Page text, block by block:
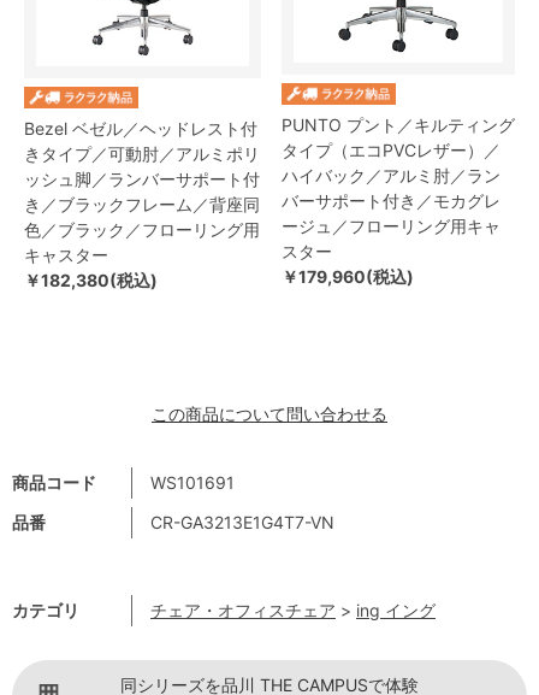
商品コード
WS101691
品番
CR-GA3213E1G4T7-VN
カテゴリ チェア・オフィスチェア > ing イング
Bezel ベゼル／ヘッドレスト付
きタイプ／可動肘／アルミポリ
ッシュ脚／ランバーサポート付
き／ブラックフレーム／背座同
色／ブラック／フローリング用
キャスター
￥182,380(税込)
PUNTO プント／キルティング
タイプ（エコPVCレザー）／
ハイバック／アルミ肘／ラン
バーサポート付き／モカグレ
ージュ／フローリング用キャ
スター
￥179,960(税込)
この商品について問い合わせる
同シリーズを品川 THE CAMPUSで体験